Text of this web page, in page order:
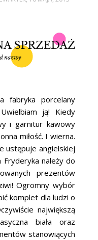
fabryka porcelany
ją! Kiedy
i garnitur kawowy
miłość. I wierna.
ustępuje angielskiej
Fryderyka należy do
prezentów
Ogromny wybór
komplet dla ludzi o
największą
biała oraz
stanowiących